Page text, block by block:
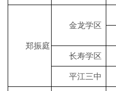
郑振庭
金龙学区
长寿学区
平江三中